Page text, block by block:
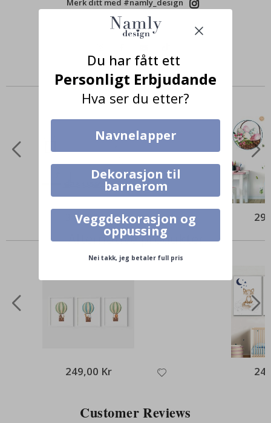
Merk ditt med #namly_design
Produkter kjøpt sammen
349,00 Kr
Alternative produkter
249,00 Kr
Customer Reviews
Du har fått ett
Personligt Erbjudande
Hva ser du etter?
Navnelapper
Dekorasjon til
barnerom
Veggdekorasjon og
oppussing
Nei takk, jeg betaler full pris